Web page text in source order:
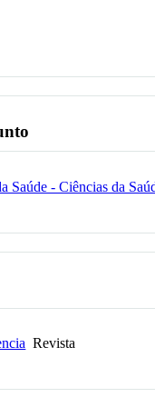
Saúde - Ciências da
Revista